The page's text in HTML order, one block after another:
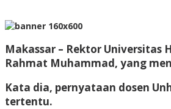
Makassar – Rektor Universitas
Rahmat Muhammad, yang
Kata dia, pernyataan dosen
tertentu.